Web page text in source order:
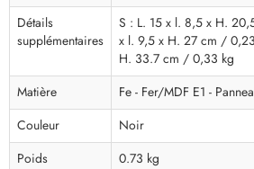
Détails
supplémentaires
S : L. 15 x l. 8,5 x H.
x l. 9,5 x H. 27 cm /
H. 33.7 cm / 0,33 kg
Matière
Fe - Fer/MDF E1 -
Couleur
Noir
Poids
0.73 kg